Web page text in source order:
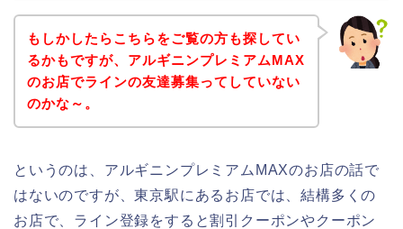
もしかしたらこちらをご覧の方も探してい
るかもですが、アルギニンプレミアムMAX
のお店でラインの友達募集ってしていない
のかな～。
というのは、アルギニンプレミアムMAXのお店の話で
はないのですが、東京駅にあるお店では、結構多くの
お店で、ライン登録をすると割引クーポンやクーポン